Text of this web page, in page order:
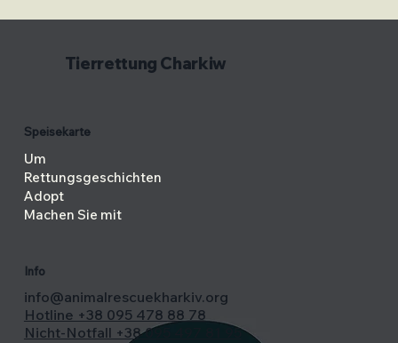
Tierrettung Charkiw
Speisekarte
Um
Rettungsgeschichten
Adopt
Machen Sie mit
Info
info@animalrescuekharkiv.org
Hotline +38 095 478 88 78
Nicht-Notfall +38 095 497 81 95